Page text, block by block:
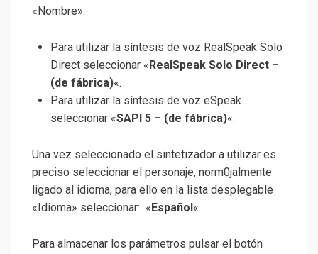
«Nombre»:
Para utilizar la síntesis de voz RealSpeak Solo
Direct seleccionar « RealSpeak Solo Direct –
(de fábrica)«.
Para utilizar la síntesis de voz eSpeak
seleccionar «SAPI 5 – (de fábrica)«.
Una vez seleccionado el sintetizador a utilizar es
preciso seleccionar el personaje, norm0jalmente
ligado al idioma, para ello en la lista desplegable
«Idioma» seleccionar: « Español «.
Para almacenar los parámetros pulsar el botón